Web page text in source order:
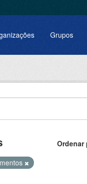
Grupos
Ordenar